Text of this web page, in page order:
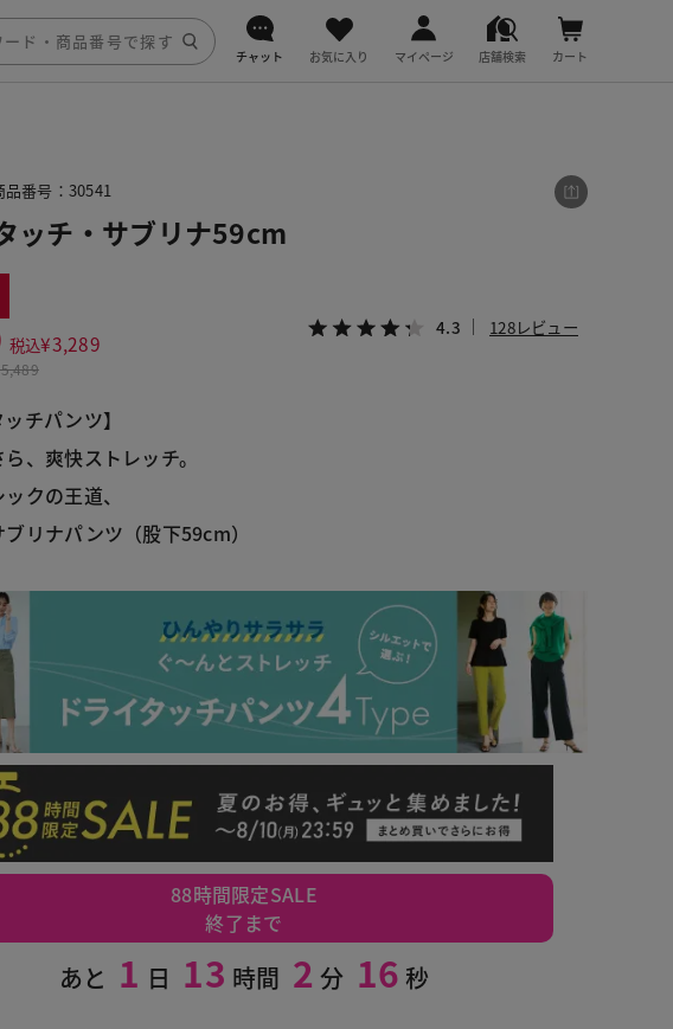
チャット お気に入り マイページ 店舗検索 カート
品番号：30541
ッチ・サブリナ59cm
税込¥3,289
4.3 128レビュー
ッチパンツ】
、爽快ストレッチ。
クの王道、
リナパンツ（股下59cm）
88時間限定SALE
終了まで
あと 1 日 13 時間 2 分 15 秒